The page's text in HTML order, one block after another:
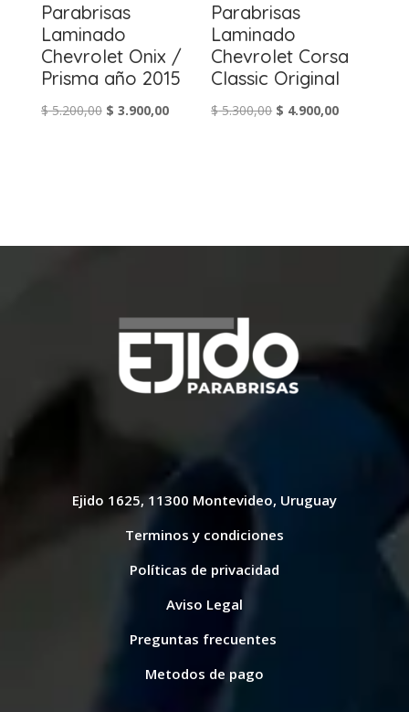
Parabrisas
Laminado
Chevrolet Onix /
Prisma año 2015
$5.200,00 El
$ 3.900,00El
Parabrisas
Laminado
Chevrolet Corsa
Classic Original
$5.300,00 El
$ 4.900,00El
Ejido 1625, 11300 Montevideo, Uruguay
Terminos y condiciones
Políticas de privacidad
Aviso Legal
Preguntas frecuentes
Metodos de pago